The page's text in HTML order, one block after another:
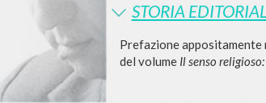
STORIA
Prefazione appositamente
del volume Il senso
TIPOLOGIA OPERA LINGUA